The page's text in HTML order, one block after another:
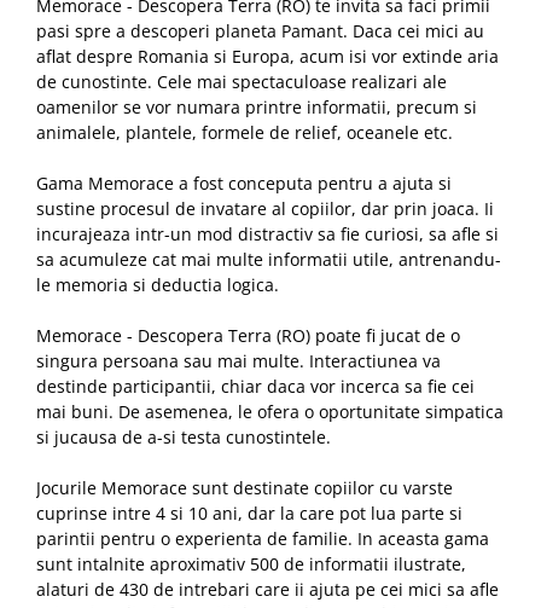
Memorace - Descopera Terra (RO) te invita sa faci primii
pasi spre a descoperi planeta Pamant. Daca cei mici au
aflat despre Romania si Europa, acum isi vor extinde aria
de cunostinte. Cele mai spectaculoase realizari ale
oamenilor se vor numara printre informatii, precum si
animalele, plantele, formele de relief, oceanele etc.
Gama Memorace a fost conceputa pentru a ajuta si
sustine procesul de invatare al copiilor, dar prin joaca. Ii
incurajeaza intr-un mod distractiv sa fie curiosi, sa afle si
sa acumuleze cat mai multe informatii utile, antrenandu-
le memoria si deductia logica.
Memorace - Descopera Terra (RO) poate fi jucat de o
singura persoana sau mai multe. Interactiunea va
destinde participantii, chiar daca vor incerca sa fie cei
mai buni. De asemenea, le ofera o oportunitate simpatica
si jucausa de a-si testa cunostintele.
Jocurile Memorace sunt destinate copiilor cu varste
cuprinse intre 4 si 10 ani, dar la care pot lua parte si
parintii pentru o experienta de familie. In aceasta gama
sunt intalnite aproximativ 500 de informatii ilustrate,
alaturi de 430 de intrebari care ii ajuta pe cei mici sa afle